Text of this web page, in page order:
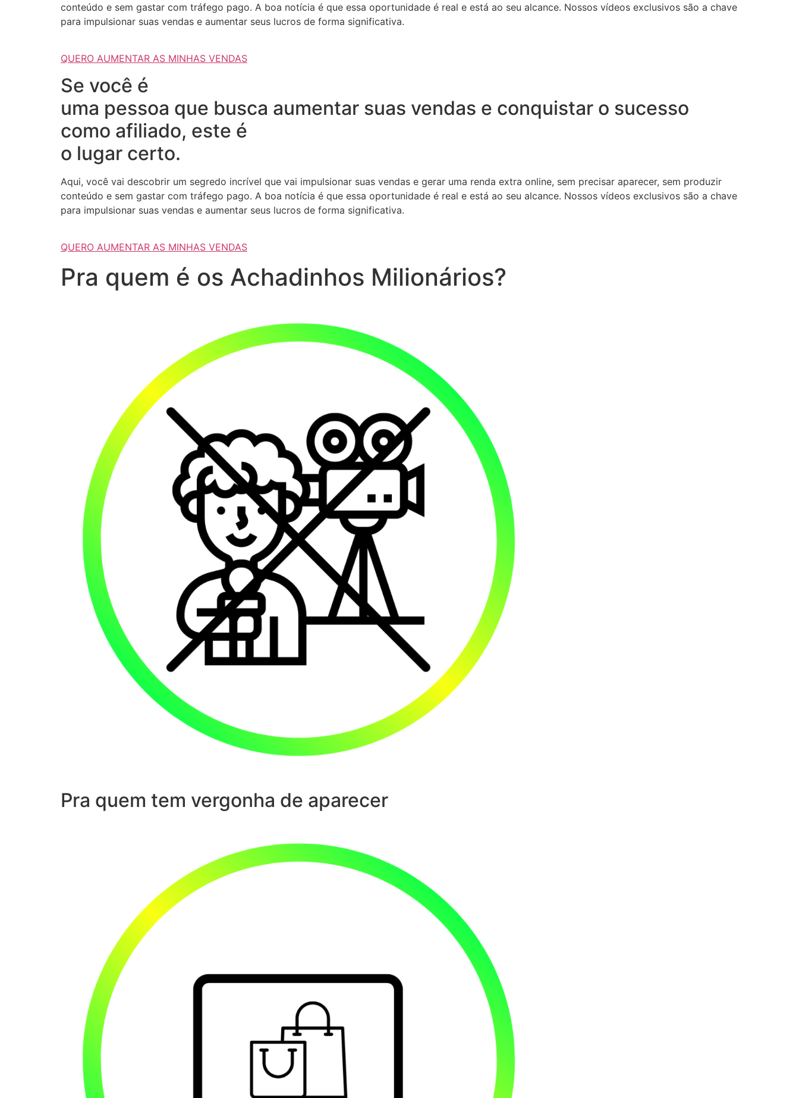
conteúdo e sem gastar com tráfego pago. A boa notícia é que essa oportunidade é real e está ao seu alcance. Nossos vídeos exclusivos são a chave
para impulsionar suas vendas e aumentar seus lucros de forma significativa.
QUERO AUMENTAR AS MINHAS VENDAS
Se você é
uma pessoa que busca aumentar suas vendas e conquistar o sucesso
como afiliado, este é
o lugar certo.
Aqui, você vai descobrir um segredo incrível que vai impulsionar suas vendas e gerar uma renda extra online, sem precisar aparecer, sem produzir
conteúdo e sem gastar com tráfego pago. A boa notícia é que essa oportunidade é real e está ao seu alcance. Nossos vídeos exclusivos são a chave
para impulsionar suas vendas e aumentar seus lucros de forma significativa.
QUERO AUMENTAR AS MINHAS VENDAS
Pra quem é os Achadinhos Milionários?
Pra quem tem vergonha de aparecer